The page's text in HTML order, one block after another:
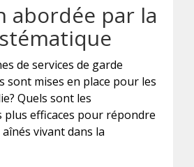
abordée par la
de services de garde
sont mises en place pour les
Quels sont les
plus efficaces pour répondre
vivant dans la